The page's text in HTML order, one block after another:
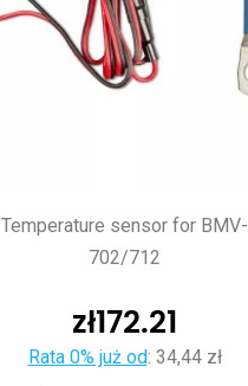
Temperature sensor for BMV-
702/712
zł172.21
Rata 0% już od: 34,44 zł